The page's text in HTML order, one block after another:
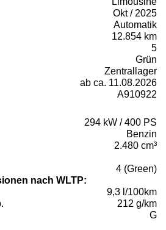
Okt / 2025
Automatik
12.854 km
5
Grün
Zentrallager
ab ca. 11.08.2026
A910922
294 kW / 400 PS
Benzin
2.480 cm³
4 (Green)
nach WLTP:
9,3 l/100km
212 g/km
G